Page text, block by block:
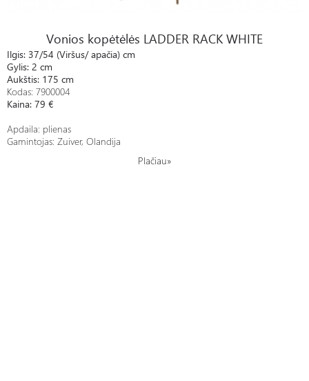
Vonios kopėtėlės LADDER RACK WHITE
Ilgis: 37/54 (Viršus/ apačia) cm
Gylis: 2 cm
Aukštis: 175 cm
Kodas: 7900004
Kaina: 79 €
Apdaila: plienas
Gamintojas: Zuiver, Olandija
Plačiau»